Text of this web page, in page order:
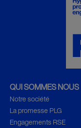
QUI SOMMES NOUS
Notre société
La promesse PLG
Engagements RSE